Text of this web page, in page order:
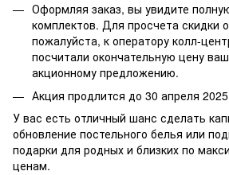
Оформляя заказ, вы увидите
комплектов. Для просчета скидки
пожалуйста, к оператору колл-
посчитали окончательную цену
акционному предложению.
Акция продлится до 30 апреля
У вас есть отличный шанс сделать
обновление постельного белья или
подарки для родных и близких по
ценам.